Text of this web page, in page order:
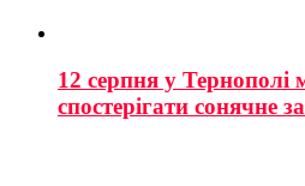
12 серпня у Тернополі
спостерігати сонячне